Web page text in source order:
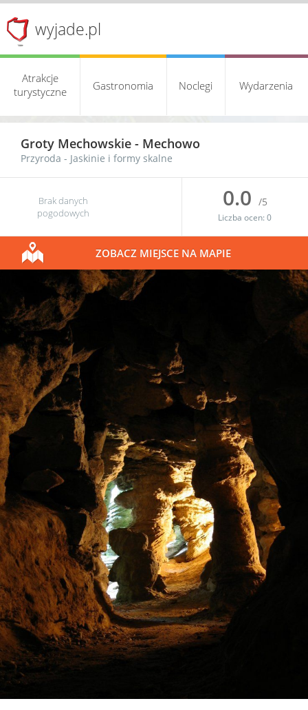
wyjade.pl
Atrakcje
turystyczne
Gastronomia Noclegi Wydarzenia
Groty Mechowskie - Mechowo
Przyroda - Jaskinie i formy skalne
Brak danych
pogodowych
0.0 /5
Liczba ocen:0
ZOBACZ MIEJSCE NA MAPIE